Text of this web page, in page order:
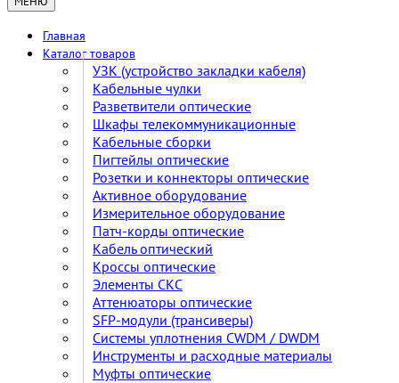
Главная
Каталог товаров
УЗК (устройство закладки кабеля)
Кабельные чулки
Разветвители оптические
Шкафы телекоммуникационные
Кабельные сборки
Пигтейлы оптические
Розетки и коннекторы оптические
Активное оборудование
Измерительное оборудование
Патч-корды оптические
Кабель оптический
Кроссы оптические
Элементы СКС
Аттенюаторы оптические
SFP-модули (трансиверы)
Cистемы уплотнения CWDM / DWDM
Инструменты и расходные материалы
Муфты оптические